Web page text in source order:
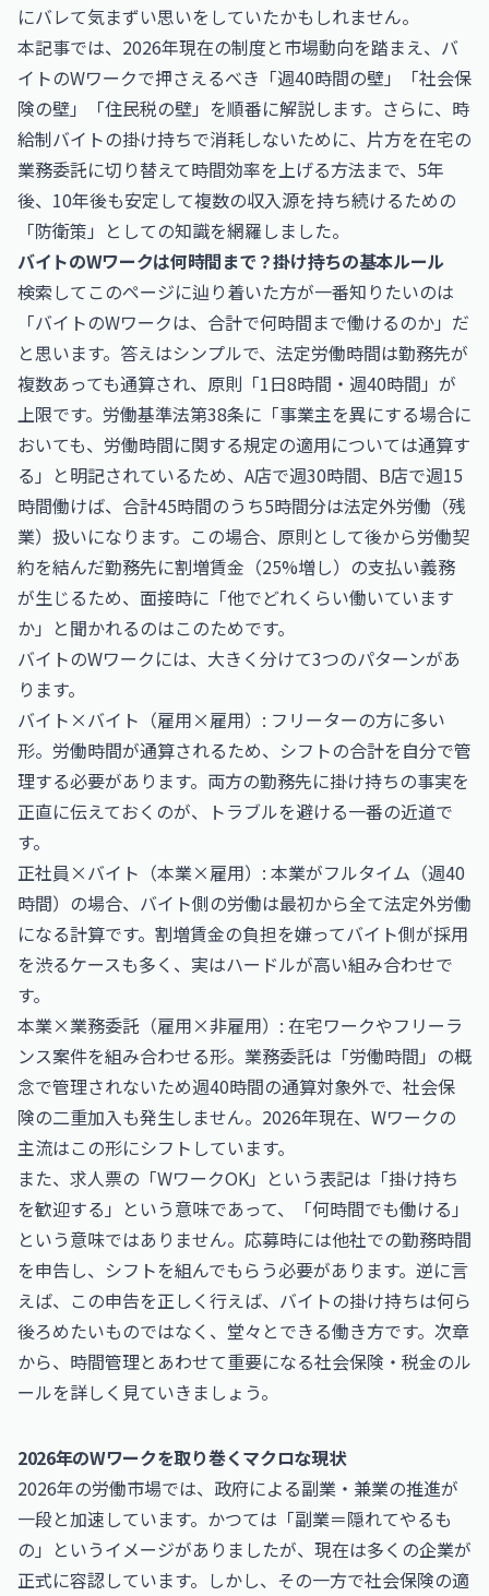
にバレて気まずい思いをしていたかもしれません。
本記事では、2026年現在の制度と市場動向を踏まえ、バ
イトのWワークで押さえるべき「週40時間の壁」「社会保
険の壁」「住民税の壁」を順番に解説します。さらに、時
給制バイトの掛け持ちで消耗しないために、片方を在宅の
業務委託に切り替えて時間効率を上げる方法まで、5年
後、10年後も安定して複数の収入源を持ち続けるための
「防衛策」としての知識を網羅しました。
バイトのWワークは何時間まで？掛け持ちの基本ルール
検索してこのページに辿り着いた方が一番知りたいのは
「バイトのWワークは、合計で何時間まで働けるのか」だ
と思います。答えはシンプルで、法定労働時間は勤務先が
複数あっても通算され、原則「1日8時間・週40時間」が
上限です。労働基準法第38条に「事業主を異にする場合に
おいても、労働時間に関する規定の適用については通算す
る」と明記されているため、A店で週30時間、B店で週15
時間働けば、合計45時間のうち5時間分は法定外労働（残
業）扱いになります。この場合、原則として後から労働契
約を結んだ勤務先に割増賃金（25%増し）の支払い義務
が生じるため、面接時に「他でどれくらい働いています
か」と聞かれるのはこのためです。
バイトのWワークには、大きく分けて3つのパターンがあ
ります。
バイト×バイト（雇用×雇用）: フリーターの方に多い
形。労働時間が通算されるため、シフトの合計を自分で管
理する必要があります。両方の勤務先に掛け持ちの事実を
正直に伝えておくのが、トラブルを避ける一番の近道で
す。
正社員×バイト（本業×雇用）: 本業がフルタイム（週40
時間）の場合、バイト側の労働は最初から全て法定外労働
になる計算です。割増賃金の負担を嫌ってバイト側が採用
を渋るケースも多く、実はハードルが高い組み合わせで
す。
本業×業務委託（雇用×非雇用）: 在宅ワークやフリーラ
ンス案件を組み合わせる形。業務委託は「労働時間」の概
念で管理されないため週40時間の通算対象外で、社会保
険の二重加入も発生しません。2026年現在、Wワークの
主流はこの形にシフトしています。
また、求人票の「WワークOK」という表記は「掛け持ち
を歓迎する」という意味であって、「何時間でも働ける」
という意味ではありません。応募時には他社での勤務時間
を申告し、シフトを組んでもらう必要があります。逆に言
えば、この申告を正しく行えば、バイトの掛け持ちは何ら
後ろめたいものではなく、堂々とできる働き方です。次章
から、時間管理とあわせて重要になる社会保険・税金のル
ールを詳しく見ていきましょう。
2026年のWワークを取り巻くマクロな現状
2026年の労働市場では、政府による副業・兼業の推進が
一段と加速しています。かつては「副業＝隠れてやるも
の」というイメージがありましたが、現在は多くの企業が
正式に容認しています。しかし、その一方で社会保険の適